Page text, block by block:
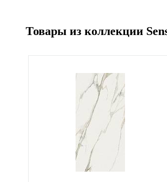
Товары из коллекции